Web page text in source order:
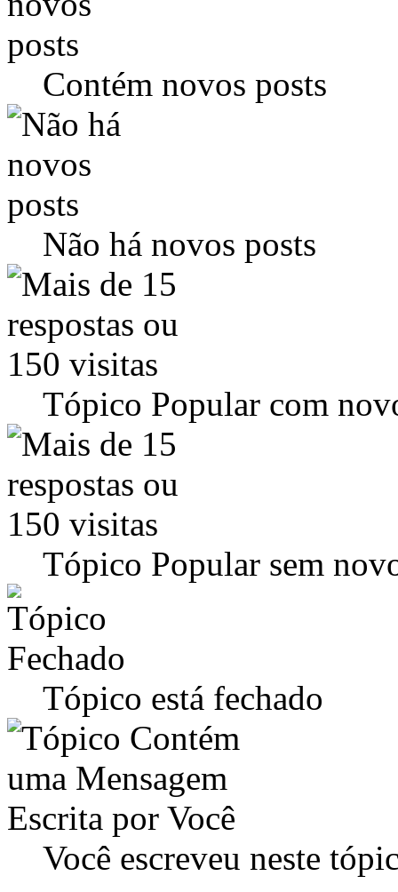
Contém novos posts
Não há novos posts
Tópico Popular com
Tópico Popular sem
Tópico está fechado
Você escreveu neste